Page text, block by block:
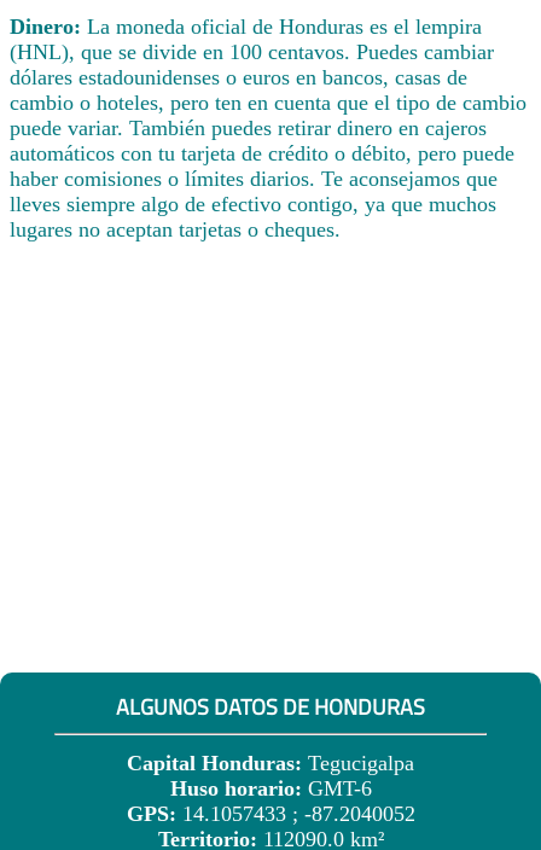
Dinero: La moneda oficial de Honduras es el lempira
(HNL), que se divide en 100 centavos. Puedes cambiar
dólares estadounidenses o euros en bancos, casas de
cambio o hoteles, pero ten en cuenta que el tipo de cambio
puede variar. También puedes retirar dinero en cajeros
automáticos con tu tarjeta de crédito o débito, pero puede
haber comisiones o límites diarios. Te aconsejamos que
lleves siempre algo de efectivo contigo, ya que muchos
lugares no aceptan tarjetas o cheques.
ALGUNOS DATOS DE HONDURAS
Capital Honduras: Tegucigalpa
Huso horario: GMT-6
GPS: 14.1057433 ; -87.2040052
Territorio: 112090.0 km²